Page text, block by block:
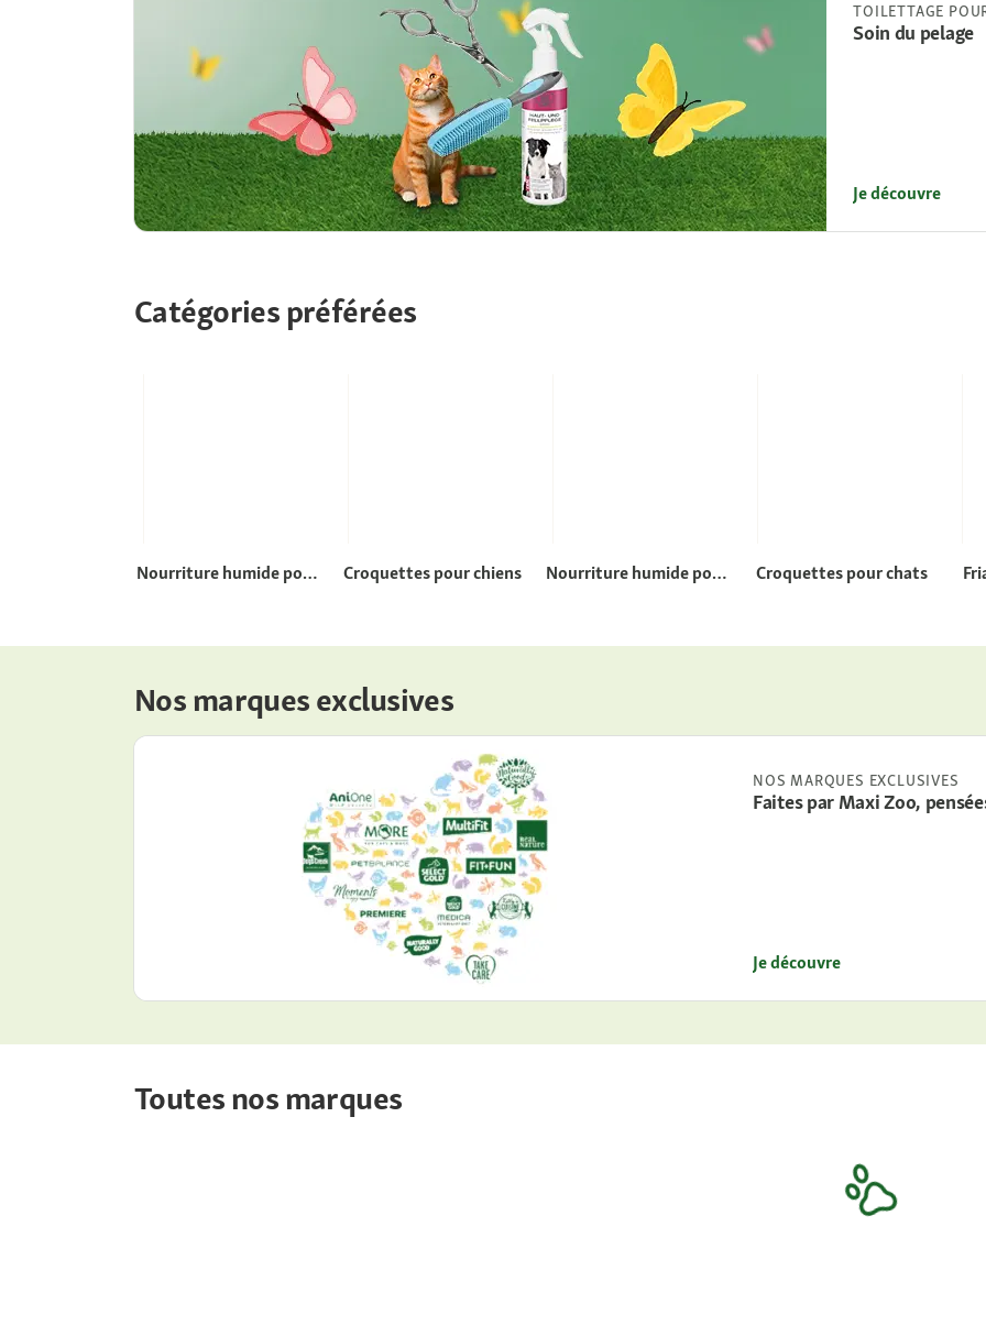
TOILETTAGE
Soin du pelage
Je découvre
Catégories préférées
Nourriture humide pour
Croquettes pour chiens
Nourriture humide pour
Croquettes pour chats
Nos marques exclusives
NOS MARQUES EXCLUSIVES
Faites par Maxi Zoo,
Je découvre
Toutes nos marques